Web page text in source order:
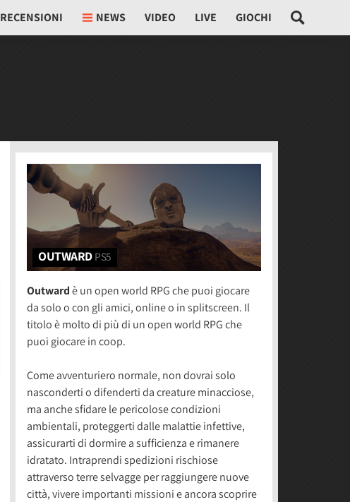
RECENSIONI NEWS VIDEO LIVE GIOCHI
OUTWARD PS5
Outwardè un open world RPG che puoi giocare
da solo o con gli amici, online o in splitscreen. Il
titolo è molto di più di un open world RPG che
puoi giocare in coop.
Come avventuriero normale, non dovrai solo
nasconderti o difenderti da creature minacciose,
ma anche sfidare le pericolose condizioni
ambientali, proteggerti dalle malattie infettive,
assicurarti di dormire a sufficienza e rimanere
idratato. Intraprendi spedizioni rischiose
attraverso terre selvagge per raggiungere nuove
città, vivere importanti missioni e ancora scoprire